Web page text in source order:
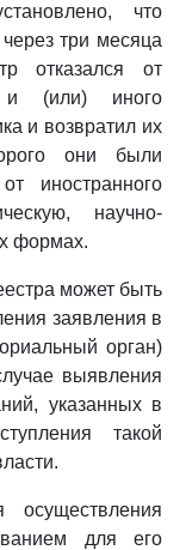
что
три месяца
отказался от
и (или) иного
и возвратил их
они были
иностранного
научно-
формах.
может быть
заявления в
орган)
выявления
указанных в
такой
для его